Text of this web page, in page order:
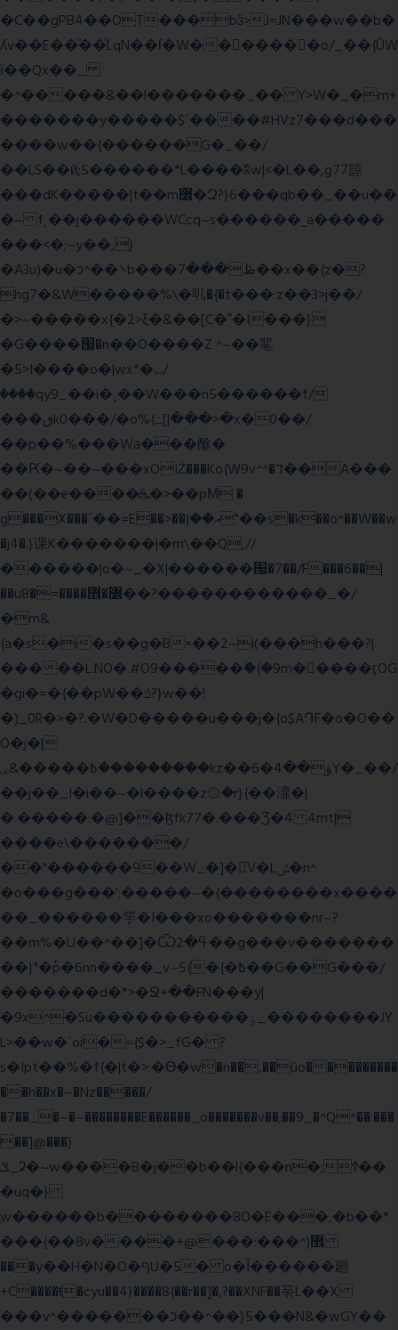
�C��gPB4��OT���bӟ>J=JN���w��b�
ʎv��E��ͫ��ͫLqN��ſ�W���ً����o/_��{ÛW
ї��Qx��_
�^�����&��l�������_�� Y>W�_�m+
�������y�����$ߵ����#HVz7���d���
����w��{������G�_��/
��LS��ӣ;5������*L����ʬw|<�L��,g77諒
���dK�����|t��m߼�Զ?}6���qb��_��u��
�~ f˛��j������WCcq~s������˽a�����
���<�;~y��,}
�A3u)�u�ͻ^��܌b���ڟ���7��x��{z�?
hg7�&W�����%\�䶷�{�t���:z��3>j��/
�>~�����x{�2>ξ�&��[C�ˮ�I���}
�G����՗�n��O����Z ^~��靟
�5>I����o�|wx*�؎/
����qy9_��i�˻��W���n5������f/
���ٯk0���/�o%{߸[|���>�x�0��/
��p��%���Wa���酴�
��Ԗ�~��~���xOIŻ���Ko{W9v^^�ד��A���
��(��e����ܞ�>��pΜ �
g���X���ߴ��=E��>��އ��ן"��s�k��o^��W��w
�j4�.}课K�������|�m\��Q,//
������|o�~_�X|������՗�7��/F���6��|
��u8�=����߼�޾��?������������_�/
�m&
{a�s�i�s��g�B×��2~i(���h���?|
�����L.NO�.#O9�����ۙ�{�9m��ً���ӷOG
�gi�=�{��pW��ݿ?}w��!
�)_0R�>�?.�W�D�����u���j�{o$A֏F�o�O��
O�j�|
߿�����&ۻ����ۛ�����kz��ۋ��4�6Y�_��/
��j��_I�i��~�l����z۞�r}{��濎�|
�.�����:�@]��ɮfk77�.���Ʒ�4 4mt|
����e\�������/
��"������9��W_�]�ͮV�Lݽ�n^
�o���g���';�����~�{��������x����
��_������竽�I���xo�������nr~?
��m%�U��^��]�Ѿߟ�2��g���v�������
��}"�ٗp�6nn����_v~5{�{�߿��G��G���/
�������d�*>�Ջ+��FN���y|
�9x^�Su�����������ۏ_��������JY
L>��w�ˋoi�={$�>_fG� ?
s�Ipt��%�f{�|t�>:�ϴ�w�n��,��ûo���������
��h��x�~�Nz�����/
�7��_�~�~��������E������_o�������v��;��9_�^Q^��:���
��]@���}
ݏ_ʡ�~w����B�j��b��l{���n�;Ϯ��
�uq�}
ֲw������b��������8O�E���,�b��*
���{��8v����+@���:���^)޾
���y��H�N�O�ףU�5� o�Ȉ������廻
+C����ŧ�cyu��4}����8{��r��]�,?��XNF��푺L��X
���v^�������כ��^��}5���N&�wGY��